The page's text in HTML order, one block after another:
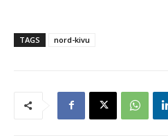
TAGS nord-kivu